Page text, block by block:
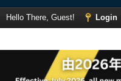
Hello There, Guest! Login